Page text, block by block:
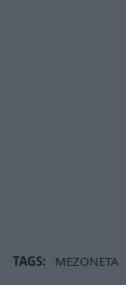
TAGS: ΜΕΖΟΝΕΤΑ